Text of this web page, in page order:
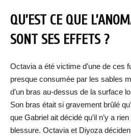
QU’EST CE QUE
SONT SES EFFETS ?
Octavia a été victime d’une de ces
presque consumée par les sables
d’un bras au-dessus de la surface
Son bras était si gravement brûlé
que Gabriel ait décidé qu’il n’y a
blessure. Octavia et Diyoza